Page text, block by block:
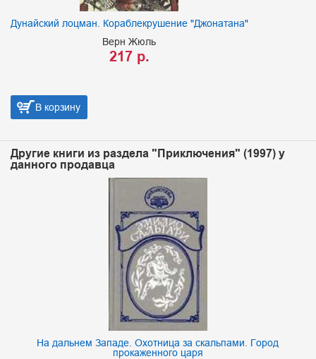
Дунайский лоцман. Кораблекрушение "Джонатана"
Верн Жюль
217 р.
В корзину
Другие книги из раздела "Приключения" (1997) у
данного продавца
На дальнем Западе. Охотница за скальпами. Город
прокаженного царя